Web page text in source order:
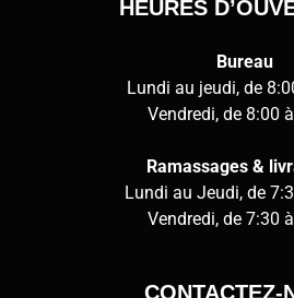
HEURES
Bureau
Lundi au jeudi, de
Vendredi, de 8:00
Ramassages &
Lundi au Jeudi, de
Vendredi, de 7:30
CONTACTEZ-